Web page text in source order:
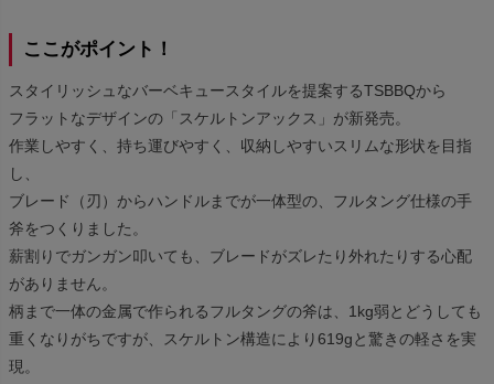
ここがポイント！
スタイリッシュなバーベキュースタイルを提案するTSBBQから
フラットなデザインの「スケルトンアックス」が新発売。
作業しやすく、持ち運びやすく、収納しやすいスリムな形状を目指
し、
ブレード（刃）からハンドルまでが一体型の、フルタング仕様の手
斧をつくりました。
薪割りでガンガン叩いても、ブレードがズレたり外れたりする心配
がありません。
柄まで一体の金属で作られるフルタングの斧は、1kg弱とどうしても
重くなりがちですが、スケルトン構造により619gと驚きの軽さを実
現。